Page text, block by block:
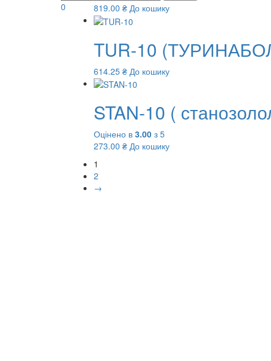
0 819.00 ₴ До кошику
TUR-10
614.25 ₴ До кошику
STAN-10 (
Оцінено в 3.00 з 5
273.00 ₴ До кошику
1
2
→